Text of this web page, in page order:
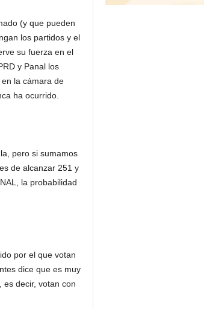
(y que pueden
los partidos y el
su fuerza en el
y Panal los
la cámara de
ha ocurrido.
pero si sumamos
de alcanzar 251 y
la probabilidad
por el que votan
dice que es muy
es decir, votan con